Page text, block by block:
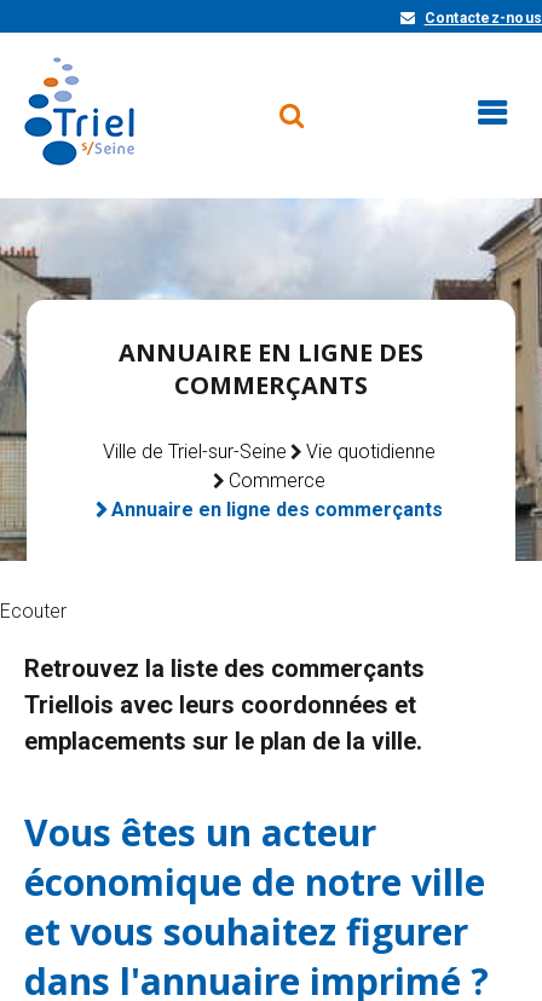
Contactez-nous
ANNUAIRE EN LIGNE DES
COMMERÇANTS
Ville de Triel-sur-Seine
Vie quotidienne
Commerce
Annuaire en ligne des commerçants
Ecouter
Retrouvez la liste des commerçants
Triellois avec leurs coordonnées et
emplacements sur le plan de la ville.
Vous êtes un acteur
économique de notre ville
et vous souhaitez figurer
dans l'annuaire imprimé ?